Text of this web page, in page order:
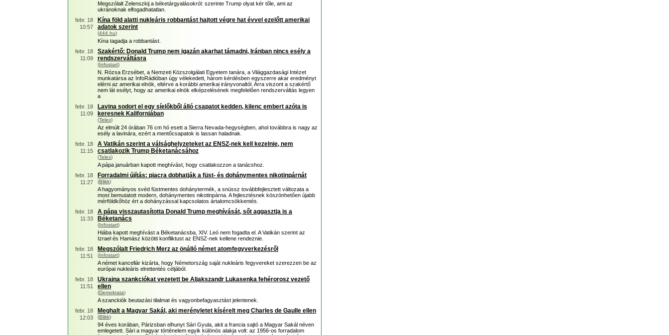
Megszólalt Zelenszkij a béketárgyalásokról: szerinte Trump olyat kér tőle, ami az
ukránoknak elfogadhatatlan.
febr. 18
10:57
Kína föld alatti nukleáris robbantást hajtott végre hat évvel ezelőtt amerikai
adatok szerint
(444.hu)
Kína tagadja a robbantást.
febr. 18
11:09
Szakértő: Donald Trump nem igazán akarhat támadni, Iránban nincs esély a
rendszerváltásra
(Infostart)
N. Rózsa Erzsébet, a Nemzeti Közszolgálati Egyetem tanára, a Világgazdasági Intézet
munkatársa az InfoRádióban úgy vélekedett, három kérdésben egyszerre akar eredményt
elérni az amerikai elnök, eltérve a korábbi amerikai irányvonaltól. Arra viszont a szakértő
nem lát esélyt, hogy az amerikai elnök elképzelésének megfelelően rendszerváltás legyen
a
febr. 18
11:09
Lavina sodort el egy síelőkből álló csapatot kedden, kilenc embert azóta is
keresnek Kaliforniában
(Telex)
Az elmúlt 24 órában 76 cm hó esett a Sierra Nevada-hegységben, ahol továbbra is nagy az
esély a lavinára, ezért a mentőcsapatok is lassan haladnak.
febr. 18
11:15
A Vatikán szerint a válsághelyzeteket az ENSZ-nek kell kezelnie, nem
csatlakozik Trump Béketanácsához
(Telex)
A pápa januárban kapott meghívást, hogy csatlakozzon a tanácshoz.
febr. 18
11:27
Forradalmi újítás: piacra dobhatják a füst- és dohánymentes nikotinpárnát
(Blikk)
A hagyományos svéd füstmentes dohánytermék, a snüssz továbbfejlesztett változata a
most bemutatott modern, dohánymentes nikotinpárna. A fejlesztésnek köszönhetően újabb
mérföldkőhöz ért a dohányzással kapcsolatos ártalomcsökkentés.
febr. 18
11:33
A pápa visszautasította Donald Trump meghívását, sőt aggasztja is a
Béketanács
(Infostart)
Hiába kapott meghívást a Béketanácsba, XIV. Leó nem fogadta el. A Vatikán szerint az
Izrael és Hamász közötti konfliktust az ENSZ-nek kellene rendeznie.
febr. 18
11:51
Megszólalt Friedrich Merz az önálló német atomfegyverkezésről
(Infostart)
A német kancellár kizárta, hogy Németország saját nukleáris fegyvereket szerezzen be az
európai nukleáris elrettentés céljából.
febr. 18
11:51
Ukrajna szankciókat vezetett be Aljakszandr Lukasenka fehérorosz vezető
ellen
(Demokrata)
A szanckiók beutazási tilalmat és vagyonbefagyasztást jelentenek.
febr. 18
12:03
Meghalt a Magyar Sakál, aki merényletet kísérelt meg Charles de Gaulle ellen
(Blikk)
94 éves korában, Párizsban elhunyt Sári Gyula, akit a francia sajtó a Magyar Sakál néven
emlegetett. Sári a magyar történelem egyik különös alakja volt: az 1956-os forradalom